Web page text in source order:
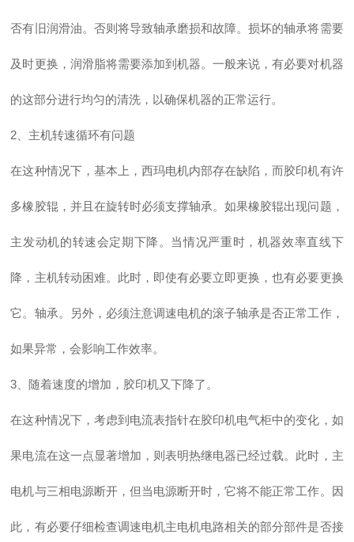
否有旧润滑油。否则将导致轴承磨损和故障。损坏的轴承将需要
及时更换，润滑脂将需要添加到机器。一般来说，有必要对机器
的这部分进行均匀的清洗，以确保机器的正常运行。
2、主机转速循环有问题
在这种情况下，基本上，西玛电机内部存在缺陷，而胶印机有许
多橡胶辊，并且在旋转时必须支撑轴承。如果橡胶辊出现问题，
主发动机的转速会定期下降。当情况严重时，机器效率直线下
降，主机转动困难。此时，即使有必要立即更换，也有必要更换
它。轴承。另外，必须注意调速电机的滚子轴承是否正常工作，
如果异常，会影响工作效率。
3、随着速度的增加，胶印机又下降了。
在这种情况下，考虑到电流表指针在胶印机电气柜中的变化，如
果电流在这一点显著增加，则表明热继电器已经过载。此时，主
电机与三相电源断开，但当电源断开时，它将不能正常工作。因
此，有必要仔细检查调速电机主电机电路相关的部分部件是否接